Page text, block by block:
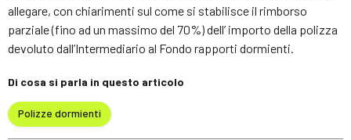
allegare, con chiarimenti sul come si stabilisce il rimborso
parziale (fino ad un massimo del 70%) dell’ importo della polizza
devoluto dall’Intermediario al Fondo rapporti dormienti.
Di cosa si parla in questo articolo
Polizze dormienti